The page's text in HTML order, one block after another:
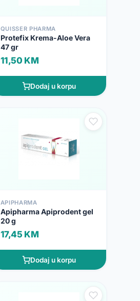
QUISSER PHARMA
Protefix Krema-Aloe Vera
47 gr
11,50 KM
Dodaj u korpu
APIPHARMA
Apipharma Apiprodent gel
20 g
17,45 KM
Dodaj u korpu